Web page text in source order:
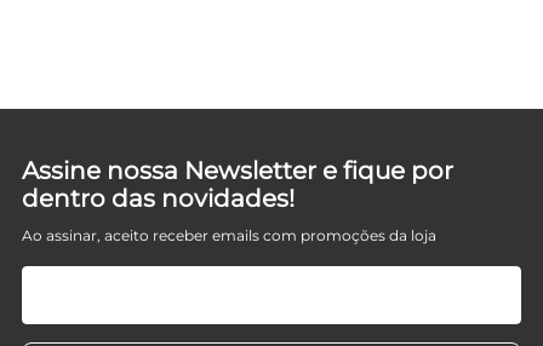
Assine nossa Newsletter e fique por
dentro das novidades!
Ao assinar, aceito receber emails com promoções da loja